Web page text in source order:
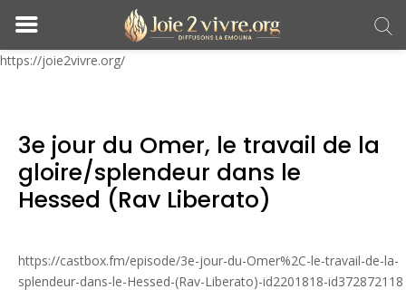
https://joie2vivre.org/
3e jour du Omer, le travail de la
gloire/splendeur dans le
Hessed (Rav Liberato)
https://castbox.fm/episode/3e-jour-du-Omer%2C-le-travail-de-la-
splendeur-dans-le-Hessed-(Rav-Liberato)-id2201818-id372872118